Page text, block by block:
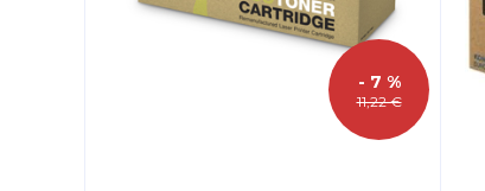
11,22 €
- 7 %